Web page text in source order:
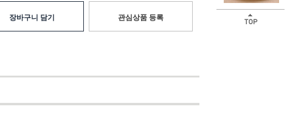
장바구니 담기 관심상품 등록